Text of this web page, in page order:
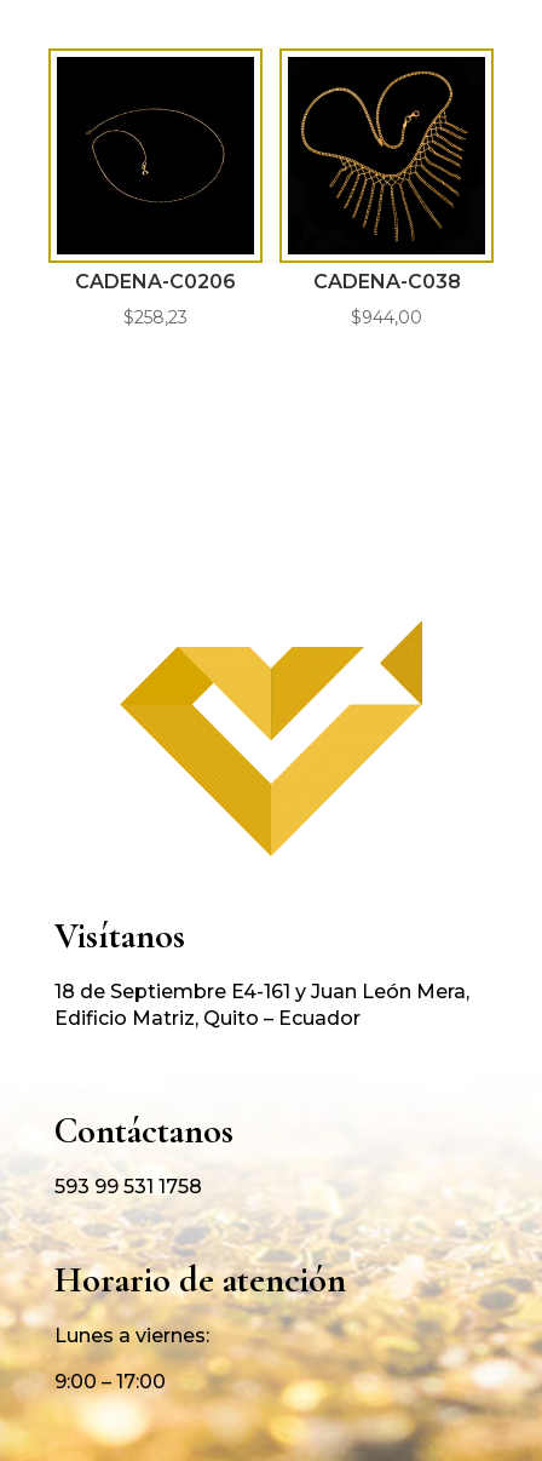
CADENA-C0206
$258,23
CADENA-C038
$944,00
Visítanos
18 de Septiembre E4-161 y Juan León Mera,
Edificio Matriz, Quito – Ecuador
Contáctanos
593 99 531 1758
Horario de atención
Lunes a viernes:
9:00 – 17:00